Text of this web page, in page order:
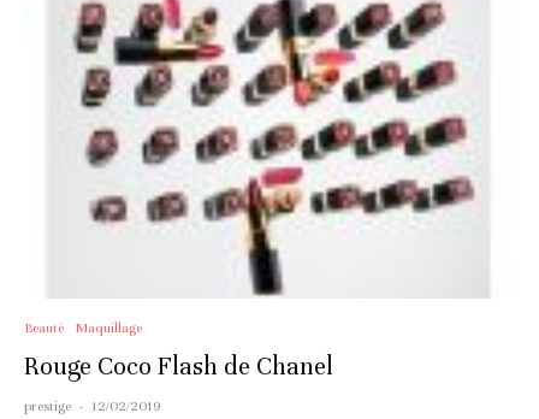
Beauté Maquillage
Rouge Coco Flash de Chanel
prestige · 12/02/2019